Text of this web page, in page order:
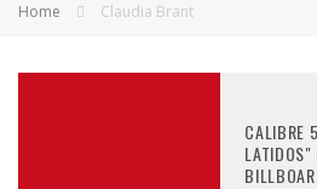
Home Claudia Brant
CALIBRE
LATIDOS"